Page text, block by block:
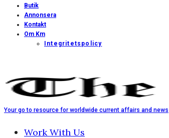
Butik
Annonsera
Kontakt
Om Km
Integritetspolicy
Your go to resource for worldwide current affairs and news
Work With Us